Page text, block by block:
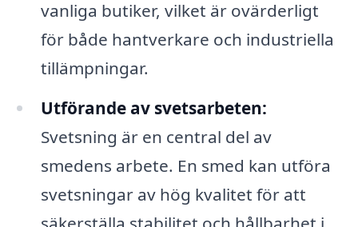
vanliga butiker, vilket är ovärderligt
för både hantverkare och industriella
tillämpningar.
Utförande av svetsarbeten:
Svetsning är en central del av
smedens arbete. En smed kan utföra
svetsningar av hög kvalitet för att